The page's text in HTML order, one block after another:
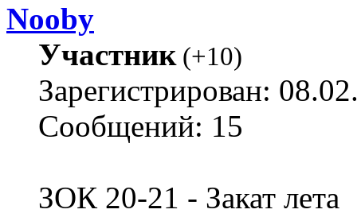
Nooby
Участник(+10)
Зарегистрирован:
Сообщений: 15
ЗОК 20-21 - Закат лета